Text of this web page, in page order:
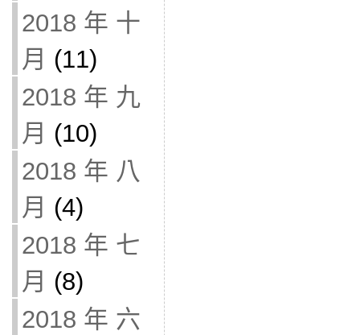
2018 年 十
月 (11)
2018 年 九
月 (10)
2018 年 八
月 (4)
2018 年 七
月 (8)
2018 年 六